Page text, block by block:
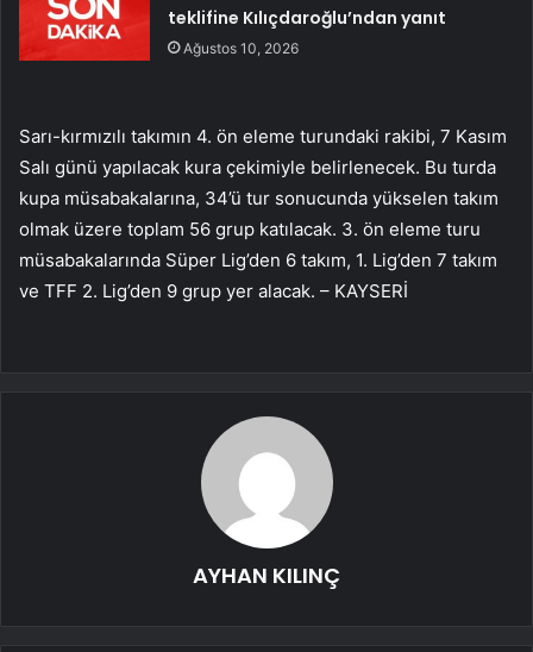
teklifine Kılıçdaroğlu’ndan yanıt
Ağustos 10, 2026
Sarı-kırmızılı takımın 4. ön eleme turundaki rakibi, 7 Kasım
Salı günü yapılacak kura çekimiyle belirlenecek. Bu turda
kupa müsabakalarına, 34’ü tur sonucunda yükselen takım
olmak üzere toplam 56 grup katılacak. 3. ön eleme turu
müsabakalarında Süper Lig’den 6 takım, 1. Lig’den 7 takım
ve TFF 2. Lig’den 9 grup yer alacak. – KAYSERİ
AYHAN KILINÇ